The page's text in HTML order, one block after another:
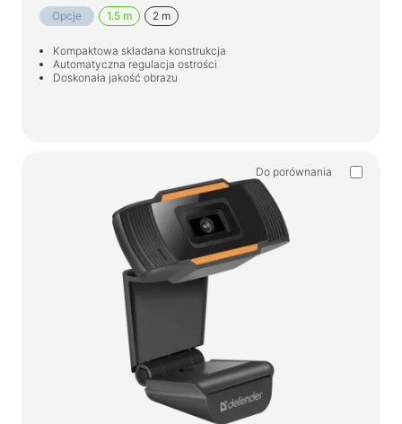
Opcje 1.5 m 2 m
Kompaktowa składana konstrukcja
Automatyczna regulacja ostrości
Doskonała jakość obrazu
Do porównania